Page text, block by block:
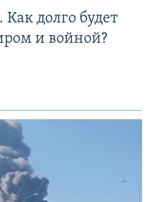
долго будет
и войной?